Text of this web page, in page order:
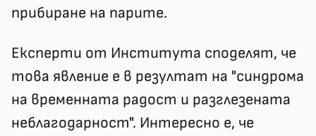
прибиране на парите.
Експерти от Института споделят, че
това явление е в резултат на "синдрома
на временната радост и разглезената
неблагодарност". Интересно е, че